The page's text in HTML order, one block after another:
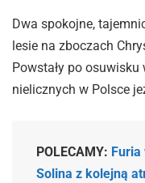
Dwa spokojne,
lesie na zboczach
Powstały po
nielicznych w Polsce
POLECAMY: Furia
Solina z kolejną